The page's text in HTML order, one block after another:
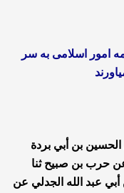
امور اسلامی به سر
بن أبي بردة
عن حرب بن صبيح ثنا
عبد الله الجدلي عن